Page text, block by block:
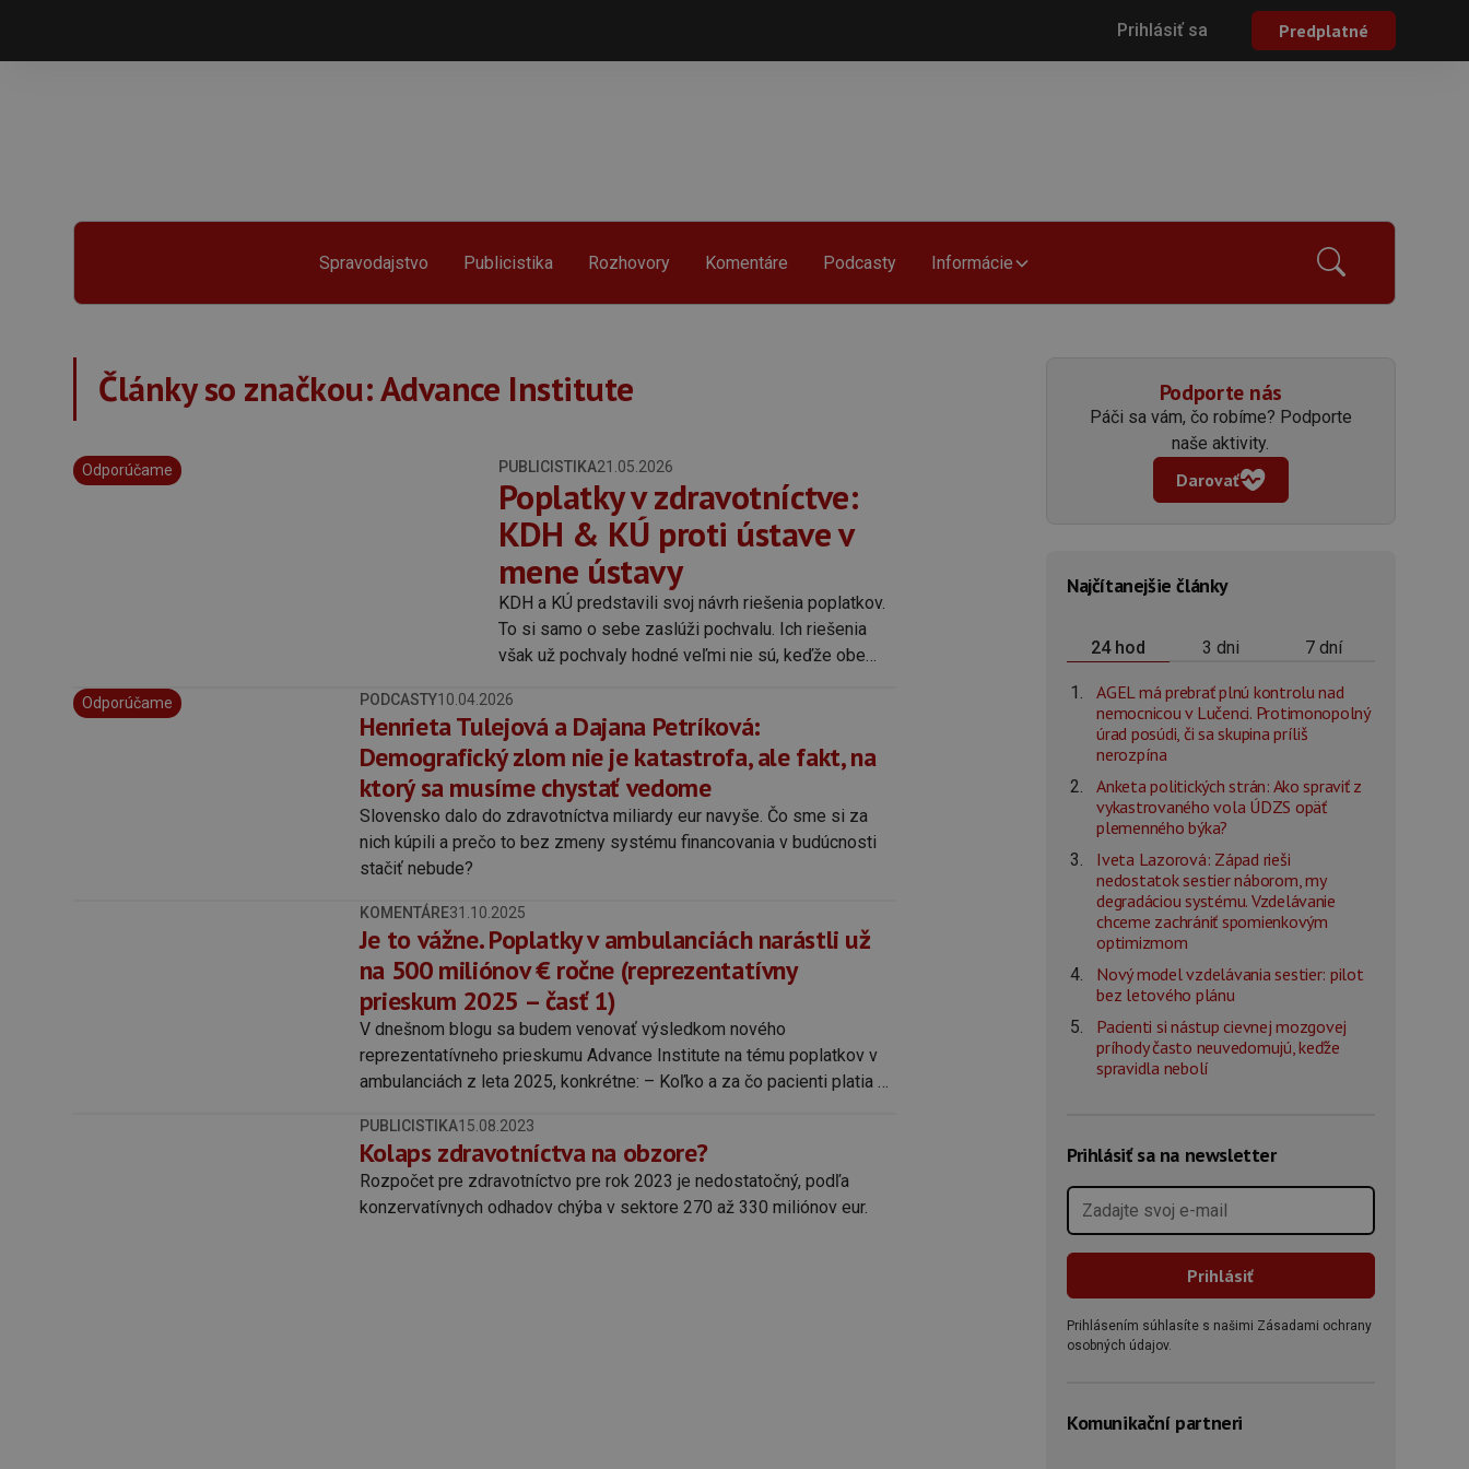
Prihlásiť sa Predplatné
Spravodajstvo Publicistika Rozhovory Komentáre Podcasty Informácie
Články so značkou:Advance Institute
Odporúčame PUBLICISTIKA21.05.2026
Poplatky v zdravotníctve:
KDH & KÚ proti ústave v
mene ústavy
KDH a KÚ predstavili svoj návrh riešenia poplatkov.
To si samo o sebe zaslúži pochvalu. Ich riešenia
však už pochvaly hodné veľmi nie sú, keďže obe
Odporúčame PODCASTY10.04.2026
Henrieta Tulejová a Dajana Petríková:
Demografický zlom nie je katastrofa, ale fakt, na
ktorý sa musíme chystať vedome
Slovensko dalo do zdravotníctva miliardy eur navyše. Čo sme si za
nich kúpili a prečo to bez zmeny systému financovania v budúcnosti
stačiť nebude?
KOMENTÁRE31.10.2025
Je to vážne. Poplatky v ambulanciách narástli už
na 500 miliónov € ročne (reprezentatívny
prieskum 2025 – časť 1)
‍V dnešnom blogu sa budem venovať výsledkom nového
reprezentatívneho prieskumu Advance Institute na tému poplatkov v
ambulanciách z leta 2025, konkrétne: – Koľko a za čo pacienti platia v
predchádzajúceho prieskumu v r. 2023.
PUBLICISTIKA15.08.2023
Kolaps zdravotníctva na obzore?
Rozpočet pre zdravotníctvo pre rok 2023 je nedostatočný, podľa
konzervatívnych odhadov chýba v sektore 270 až 330 miliónov eur.
Podporte nás
Páči sa vám, čo robíme? Podporte
naše aktivity.
Darovať
Najčítanejšie články
24 hod 3 dni 7 dní
AGEL má prebrať plnú kontrolu nad
nemocnicou v Lučenci. Protimonopolný
úrad posúdi, či sa skupina príliš
nerozpína
Anketa politických strán: Ako spraviť z
vykastrovaného vola ÚDZS opäť
plemenného býka?
Iveta Lazorová: Západ rieši
nedostatok sestier náborom, my
degradáciou systému. Vzdelávanie
chceme zachrániť spomienkovým
optimizmom
Nový model vzdelávania sestier: pilot
bez letového plánu
Pacienti si nástup cievnej mozgovej
príhody často neuvedomujú, keďže
spravidla nebolí
Prihlásiť sa na newsletter
Prihlásením súhlasíte s našimi Zásadami ochrany
osobných údajov.
Komunikační partneri